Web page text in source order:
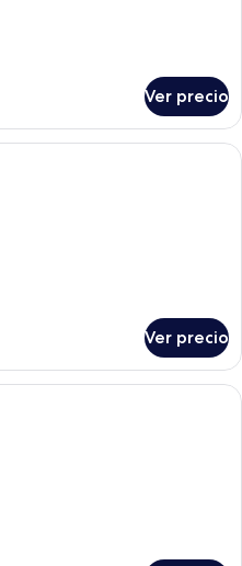
Ver precio
Una habitación de hotel moderna
Ver precio
Un vestíbulo moderno con